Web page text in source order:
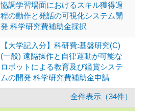
協調学習場面におけるスキル獲得過
程の動作と発話の可視化システム開
発 科学研究費補助金採択
【大学記入分】科研費:基盤研究(C)
(一般) 遠隔操作と自律運動が可能な
ロボットによる教育及び鑑賞システ
ムの開発 科学研究費補助金申請
全件表示（34件）